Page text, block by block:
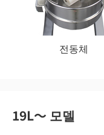
전동체
19L〜 모델